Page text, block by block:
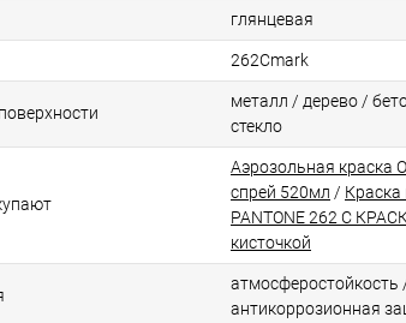
глянцевая
262Cmark
металл / дерево /
стекло
Аэрозольная краска
спрей 520мл / Краска
PANTONE 262 C
кисточкой
антикоррозионная